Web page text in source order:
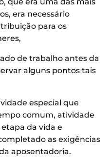
era necessário
para os
de trabalho antes da
alguns pontos tais
especial que
comum, atividade
da vida e
as exigências
aposentadoria.